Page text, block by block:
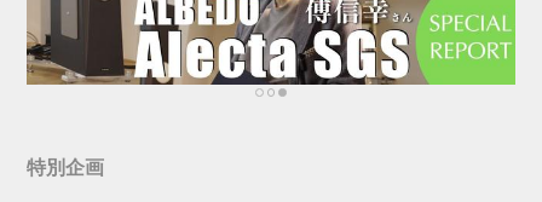
特別企画